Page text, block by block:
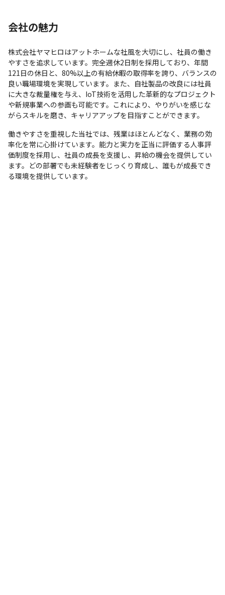
会社の魅力
株式会社ヤマヒロはアットホームな社風を大切にし、社員の働き
やすさを追求しています。完全週休2日制を採用しており、年間
121日の休日と、80%以上の有給休暇の取得率を誇り、バランスの
良い職場環境を実現しています。また、自社製品の改良には社員
に大きな裁量権を与え、IoT技術を活用した革新的なプロジェクト
や新規事業への参画も可能です。これにより、やりがいを感じな
がらスキルを磨き、キャリアアップを目指すことができます。
働きやすさを重視した当社では、残業はほとんどなく、業務の効
率化を常に心掛けています。能力と実力を正当に評価する人事評
価制度を採用し、社員の成長を支援し、昇給の機会を提供してい
ます。どの部署でも未経験者をじっくり育成し、誰もが成長でき
る環境を提供しています。